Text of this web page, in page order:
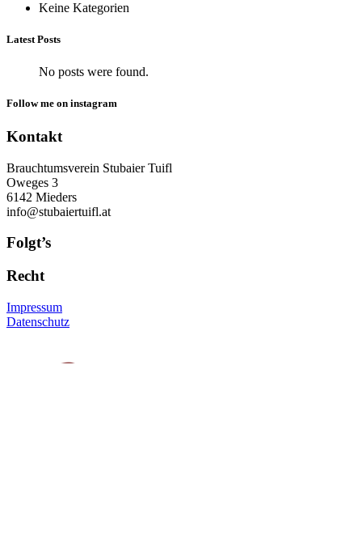
Keine Kategorien
Latest Posts
No posts were found.
Follow me on instagram
Kontakt
Brauchtumsverein Stubaier Tuifl
Oweges 3
6142 Mieders
info@stubaiertuifl.at
Folgt’s
Recht
Impressum
Datenschutz